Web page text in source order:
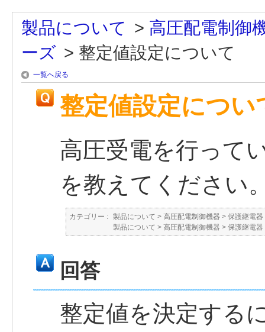
製品について > 高圧配電制御
ーズ > 整定値設定について
一覧へ戻る
整定値設定につい
高圧受電を行って
を教えてください
カテゴリー : 製品について > 高圧配電制御機器 > 保護継電器
製品について > 高圧配電制御機器 > 保護継電器
回答
整定値を決定する